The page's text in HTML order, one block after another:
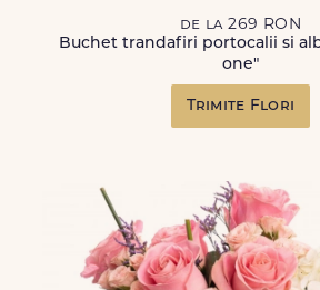
de la 269 RON
Buchet trandafiri portocalii si
one"
Trimite Flori